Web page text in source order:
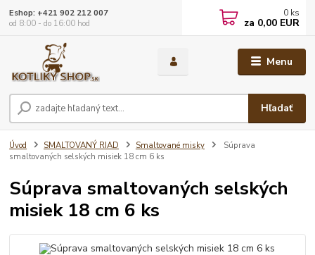
Menu
Hľadať
Eshop: +421 902 212 007
od 8:00 - do 16:00 hod
0 ks
za 0,00 EUR
Úvod SMALTOVANÝ RIAD Smaltované misky
Súprava
smaltovaných selských misiek 18 cm 6 ks
Súprava smaltovaných selských
misiek 18 cm 6 ks